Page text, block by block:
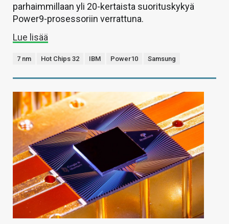
parhaimmillaan yli 20-kertaista suorituskykyä
Power9-prosessoriin verrattuna.
Lue lisää
7 nm Hot Chips 32 IBM Power10 Samsung